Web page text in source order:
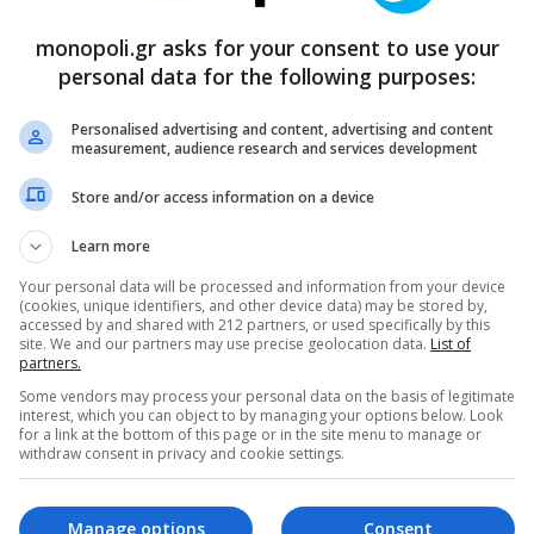
Σμαραγδής επιστρέφει με την νέα του ταινία
και διπλωμάτη Ιωάννη Καποδίστρια. Το σενάριο του
ιστορικού έπους υπογράφει ο ίδιος ο σκηνοθέτης,
τον πρώτο κυβερνήτη του νέου ελληνικού κράτους
ο Αντώνης Μυριαγκός.
monopoli.gr asks for your consent to use your
personal data for the following purposes:
Personalised advertising and content, advertising and content
measurement, audience research and services development
Store and/or access information on a device
Learn more
Your personal data will be processed and information from your device
(cookies, unique identifiers, and other device data) may be stored by,
accessed by and shared with 212 partners, or used specifically by this
site. We and our partners may use precise geolocation data. List of
partners.
Some vendors may process your personal data on the basis of legitimate
interest, which you can object to by managing your options below. Look
for a link at the bottom of this page or in the site menu to manage or
withdraw consent in privacy and cookie settings.
Consent
Manage options